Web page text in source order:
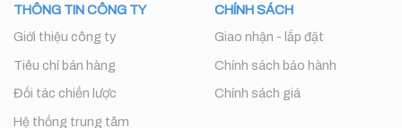
THÔNG TIN CÔNG TY
Giới thiệu công ty
Tiêu chí bán hàng
Đối tác chiến lược
Hệ thống trung tâm
CHÍNH SÁCH
Giao nhận - lắp đặt
Chính sách bảo hành
Chính sách giá